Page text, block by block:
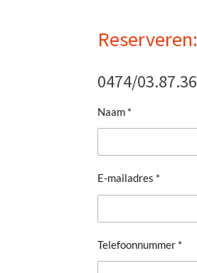
Reserveren:
0474/03.87.36
Naam *
E-mailadres *
Telefoonnummer *